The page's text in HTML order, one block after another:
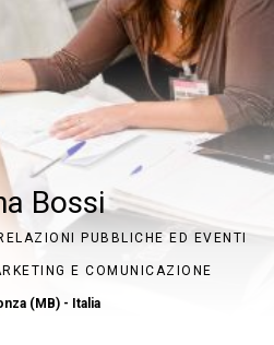
Bossi
PUBBLICHE ED EVENTI
E COMUNICAZIONE
(MB) - Italia